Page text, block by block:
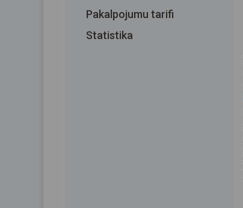
Pakalpojumu tarifi
Statistika